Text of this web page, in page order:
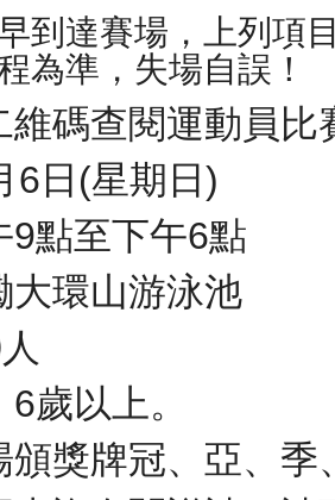
到達賽場，上列項
為準，失場自誤！
維碼查閱運動員比
6日(星期日)
9點至下午6點
大環山游泳池
歲以上。
頒獎牌冠、亞、季